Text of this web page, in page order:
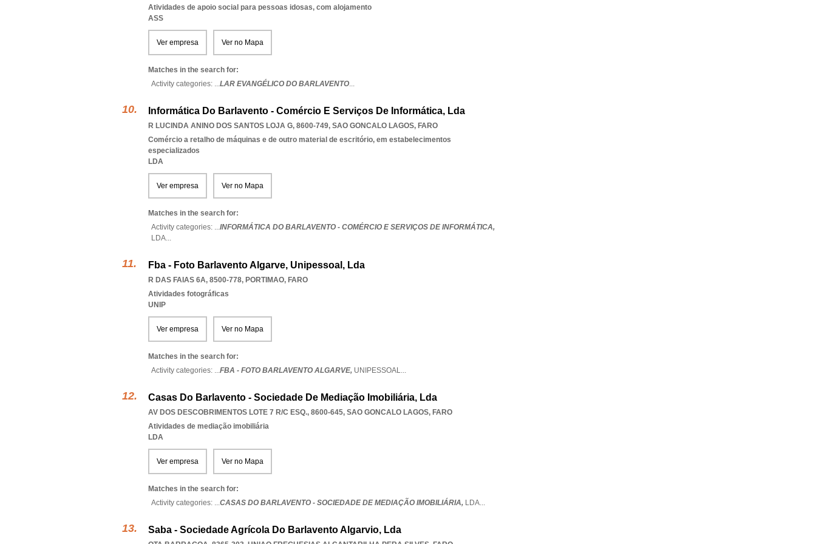
Atividades de apoio social para pessoas idosas, com alojamento
ASS
Ver empresa Ver no Mapa
Matches in the search for:
Activity categories: ...LAR EVANGÉLICO DO BARLAVENTO...
Informática Do Barlavento - Comércio E Serviços De Informática, Lda
R LUCINDA ANINO DOS SANTOS LOJA G, 8600-749, SAO GONCALO LAGOS, FARO
Comércio a retalho de máquinas e de outro material de escritório, em estabelecimentos
especializados
LDA
Ver empresa Ver no Mapa
Matches in the search for:
Activity categories: ...INFORMÁTICA DO BARLAVENTO - COMÉRCIO E SERVIÇOS DE INFORMÁTICA,
LDA...
Fba - Foto Barlavento Algarve, Unipessoal, Lda
R DAS FAIAS 6A, 8500-778, PORTIMAO, FARO
Atividades fotográficas
UNIP
Ver empresa Ver no Mapa
Matches in the search for:
Activity categories: ...FBA - FOTO BARLAVENTO ALGARVE, UNIPESSOAL...
Casas Do Barlavento - Sociedade De Mediação Imobiliária, Lda
AV DOS DESCOBRIMENTOS LOTE 7 R/C ESQ., 8600-645, SAO GONCALO LAGOS, FARO
Atividades de mediação imobiliária
LDA
Ver empresa Ver no Mapa
Matches in the search for:
Activity categories: ...CASAS DO BARLAVENTO - SOCIEDADE DE MEDIAÇÃO IMOBILIÁRIA, LDA...
Saba - Sociedade Agrícola Do Barlavento Algarvio, Lda